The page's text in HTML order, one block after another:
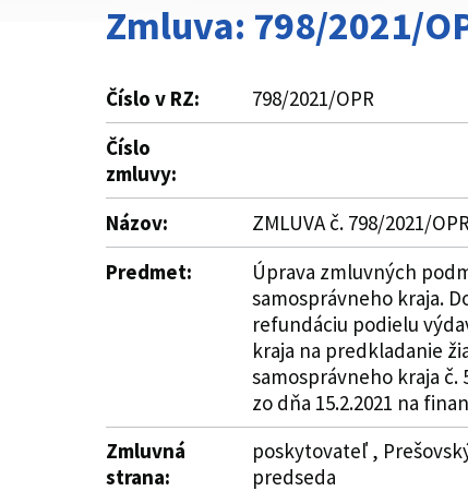
Zmluva: 798/2021/
Číslo v RZ:
798/2021/OPR
Číslo
zmluvy:
Názov:
ZMLUVA č. 798/2021/
Predmet:
Úprava zmluvných
samosprávneho kraja.
refundáciu podielu
kraja na predkladanie
samosprávneho kraja č.
zo dňa 15.2.2021 na
Zmluvná
strana:
poskytovateľ ,
predseda